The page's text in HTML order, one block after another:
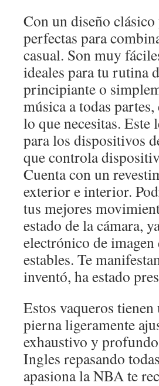
Con un diseño
perfectas para
casual. Son muy
ideales para tu rutina
principiante o
música a todas
lo que necesitas.
para los dispositivos
que controla
Cuenta con un
exterior e interior.
tus mejores
estado de la cámara,
electrónico de
estables. Te
inventó, ha estado
Estos vaqueros
pierna ligeramente
exhaustivo y
Ingles repasando
apasiona la NBA te